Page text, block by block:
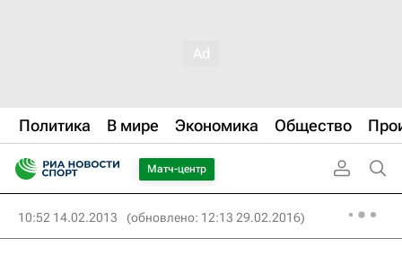
Политика В мире Экономика Общество
Матч-центр
10:52 14.02.2013 (обновлено: 12:13 29.02.2016)